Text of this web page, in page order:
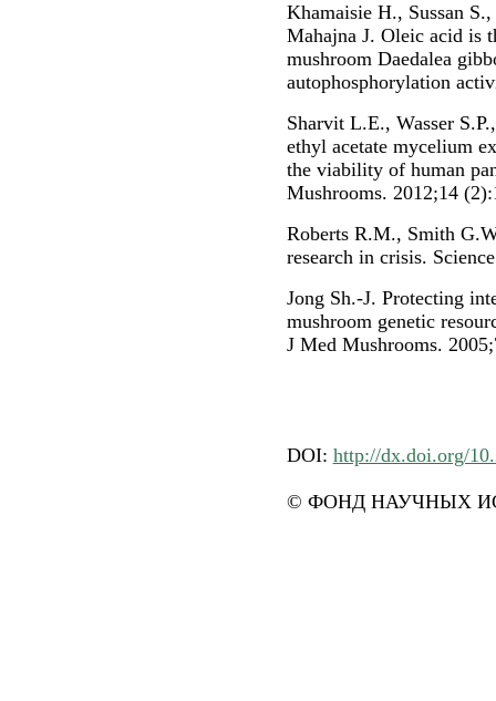
Khamaisie H., Sussan
Mahajna J. Oleic acid is
mushroom Daedalea
autophosphorylation
Sharvit L.E., Wasser
ethyl acetate mycelium
the viability of human
Mushrooms. 2012;14
Roberts R.M., Smith
research in crisis.
Jong Sh.-J. Protecting
mushroom genetic
J Med Mushrooms.
DOI: http://dx.doi.org/
© ФОНД НАУЧНЫХ